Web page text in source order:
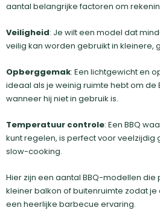
aantal belangrijke factoren om
Veiligheid: Je wilt een model dat
veilig kan worden gebruikt in kleinere,
Opberggemak: Een lichtgewicht en
ideaal als je weinig ruimte hebt om de
wanneer hij niet in gebruik is.
Temperatuur controle: Een BBQ
kunt regelen, is perfect voor veelzijdig
slow-cooking.
Hier zijn een aantal BBQ-modellen
kleiner balkon of buitenruimte zodat
een heerlijke barbecue ervaring.